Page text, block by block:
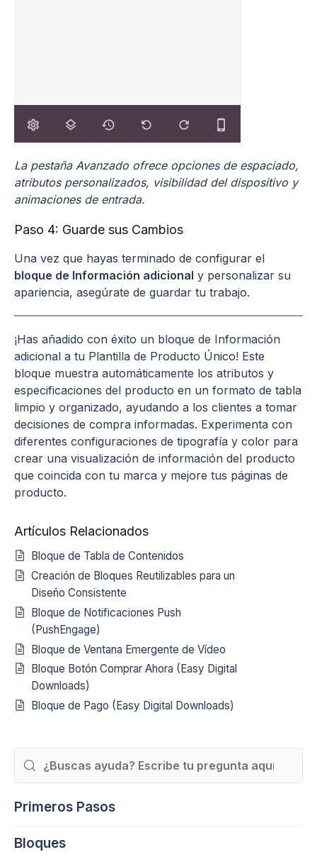
La pestaña Avanzado ofrece opciones de espaciado,
atributos personalizados, visibilidad del dispositivo y
animaciones de entrada.
Paso 4: Guarde sus Cambios
Una vez que hayas terminado de configurar el
bloque de Información adicional y personalizar su
apariencia, asegúrate de guardar tu trabajo.
¡Has añadido con éxito un bloque de Información
adicional a tu Plantilla de Producto Único! Este
bloque muestra automáticamente los atributos y
especificaciones del producto en un formato de tabla
limpio y organizado, ayudando a los clientes a tomar
decisiones de compra informadas. Experimenta con
diferentes configuraciones de tipografía y color para
crear una visualización de información del producto
que coincida con tu marca y mejore tus páginas de
producto.
Artículos Relacionados
Bloque de Tabla de Contenidos
Creación de Bloques Reutilizables para un
Diseño Consistente
Bloque de Notificaciones Push
(PushEngage)
Bloque de Ventana Emergente de Vídeo
Bloque Botón Comprar Ahora (Easy Digital
Downloads)
Bloque de Pago (Easy Digital Downloads)
Primeros Pasos
Bloques